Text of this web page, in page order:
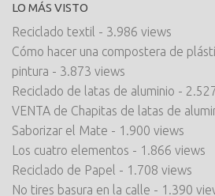
LO MÁS VISTO
Reciclado textil - 3.986 views
Cómo hacer una compostera de
pintura - 3.873 views
Reciclado de latas de aluminio -
VENTA de Chapitas de latas de
Saborizar el Mate - 1.900 views
Los cuatro elementos - 1.866 views
Reciclado de Papel - 1.708 views
No tires basura en la calle - 1.390